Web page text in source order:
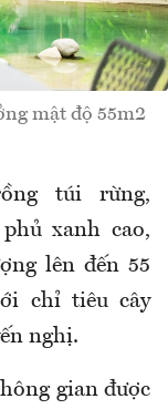
mật độ 55m2
ồng túi rừng,
xanh cao,
ợng lên đến 55
chỉ tiêu cây
nghị.
gianđược